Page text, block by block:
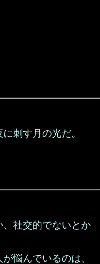
刺す月の光だ。
、社交的でないとか
悩んでいるのは、